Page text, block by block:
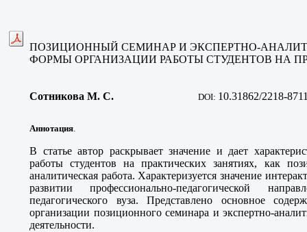
ПОЗИЦИОННЫЙ СЕМИНАР И ЭКСПЕРТНО-
ФОРМЫ ОРГАНИЗАЦИИ РАБОТЫ СТУДЕНТОВ НА
Сотникова М. С. DOI: 10.31862/2218-
Аннотация.
В статье автор раскрывает значение и дает
работы студентов на практических занятиях, как
аналитическая работа. Характеризуется значение
развитии профессионально-педагогической
педагогического вуза. Представлено основное
организации позиционного семинара и экспертно-
деятельности.